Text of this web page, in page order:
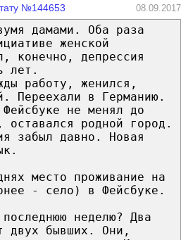
№144653 08.09.2017
дамами. Оба раза
женской
конечно, депрессия
лет.
работу, женился,
Переехали в Германию.
не менял до
оставался родной город.
забыл давно. Новая
место проживание на
- село) в Фейсбуке.
неделю? Два
двух бывших. Они,